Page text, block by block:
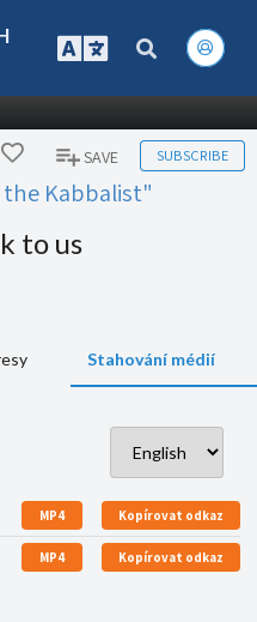
SAVE SUBSCRIBE
Kabbalist"
to us
Stahování médií
MP4 Kopírovat odkaz
MP4 Kopírovat odkaz